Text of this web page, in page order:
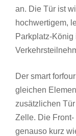
an. Die Tür ist
hochwertigem,
Parkplatz-
Der smart
gleichen
zusätzlichen
Zelle. Die
genauso kurz